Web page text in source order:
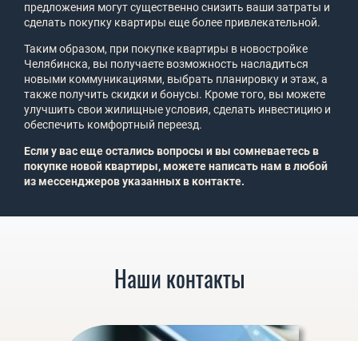
предложения могут существенно снизить ваши затраты и
сделать покупку квартиры еще более привлекательной.
Таким образом, при покупке квартиры в новостройке
Челябинска, вы получаете возможность насладиться
новыми коммуникациями, выбрать планировку и этаж, а
также получить скидки и бонусы. Кроме того, вы можете
улучшить свои жилищные условия, сделать инвестицию и
обеспечить комфортный переезд.
Если у вас еще остались вопросы и вы сомневаетесь в
покупке новой квартиры, можете написать нам в любой
из мессенджеров указанных в контакте.
Наши контакты